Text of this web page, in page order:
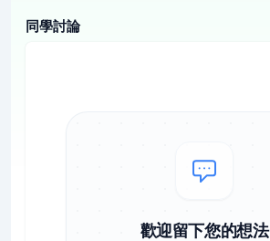
同學討論
歡迎留下您的想法